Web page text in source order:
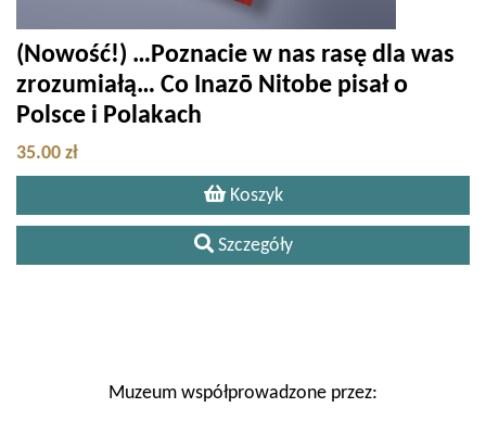
(Nowość!) …Poznacie w nas rasę dla was
zrozumiałą… Co Inazō Nitobe pisał o
Polsce i Polakach
35.00 zł
Koszyk
Szczegóły
Muzeum współprowadzone przez: